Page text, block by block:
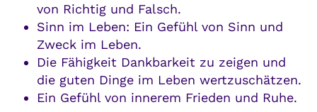
von Richtig und Falsch.
Sinn im Leben: Ein Gefühl von Sinn und
Zweck im Leben.
Die Fähigkeit Dankbarkeit zu zeigen und
die guten Dinge im Leben wertzuschätzen.
Ein Gefühl von innerem Frieden und Ruhe.